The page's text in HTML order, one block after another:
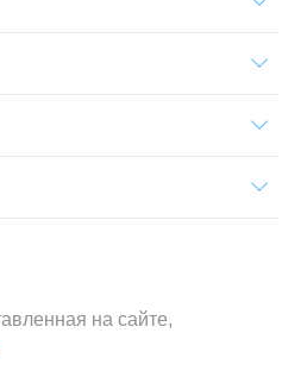
на сайте,